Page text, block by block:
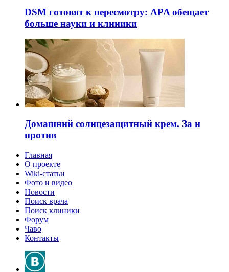
DSM готовят к пересмотру: APA обещает
больше науки и клиники
Домашний солнцезащитный крем. За и
против
Главная
О проекте
Wiki-статьи
Фото и видео
Новости
Поиск врача
Поиск клиники
Форум
Чаво
Контакты